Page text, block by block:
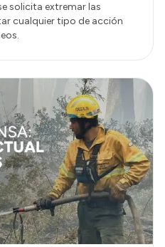
solicita extremar las
cualquier tipo de acción